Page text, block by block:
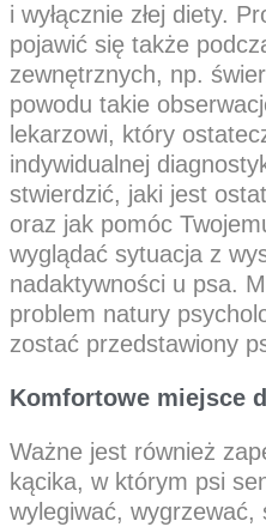
i wyłącznie złej diety.
pojawić się także
zewnętrznych, np.
powodu takie
lekarzowi, który
indywidualnej
stwierdzić, jaki jest
oraz jak pomóc
wyglądać sytuacja z
nadaktywności u psa.
problem natury
zostać przedstawiony
Komfortowe miejsce
Ważne jest również
kącika, w którym psi
wylegiwać, wygrzewać,